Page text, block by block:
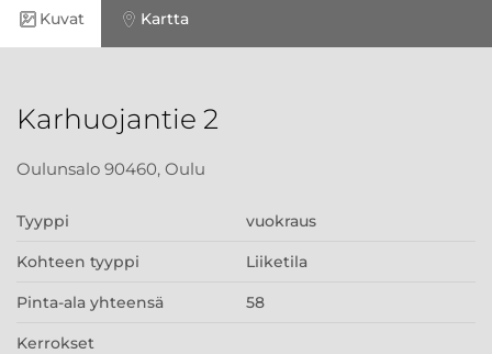
Kuvat Kartta
Karhuojantie 2
Oulunsalo 90460, Oulu
Tyyppi vuokraus
Kohteen tyyppi Liiketila
Pinta-ala yhteensä 58
Kerrokset